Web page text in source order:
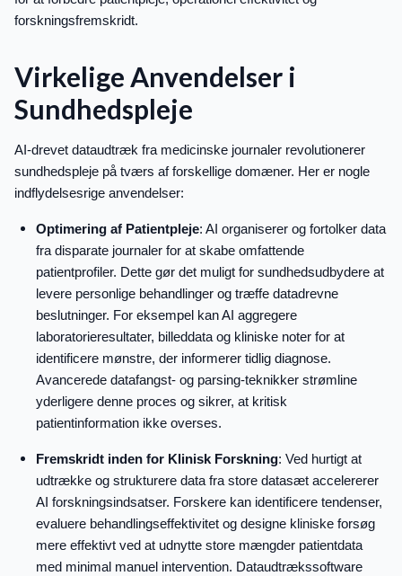
forskningsfremskridt.
Virkelige Anvendelser i
Sundhedspleje
AI-drevet dataudtræk fra medicinske journaler revolutionerer
sundhedspleje på tværs af forskellige domæner. Her er nogle
indflydelsesrige anvendelser:
Optimering af Patientpleje: AI organiserer og fortolker data
fra disparate journaler for at skabe omfattende
patientprofiler. Dette gør det muligt for sundhedsudbydere at
levere personlige behandlinger og træffe datadrevne
beslutninger. For eksempel kan AI aggregere
laboratorieresultater, billeddata og kliniske noter for at
identificere mønstre, der informerer tidlig diagnose.
Avancerede datafangst- og parsing-teknikker strømline
yderligere denne proces og sikrer, at kritisk
patientinformation ikke overses.
Fremskridt inden for Klinisk Forskning: Ved hurtigt at
udtrække og strukturere data fra store datasæt accelererer
AI forskningsindsatser. Forskere kan identificere tendenser,
evaluere behandlingseffektivitet og designe kliniske forsøg
mere effektivt ved at udnytte store mængder patientdata
med minimal manuel intervention. Dataudtrækssoftware